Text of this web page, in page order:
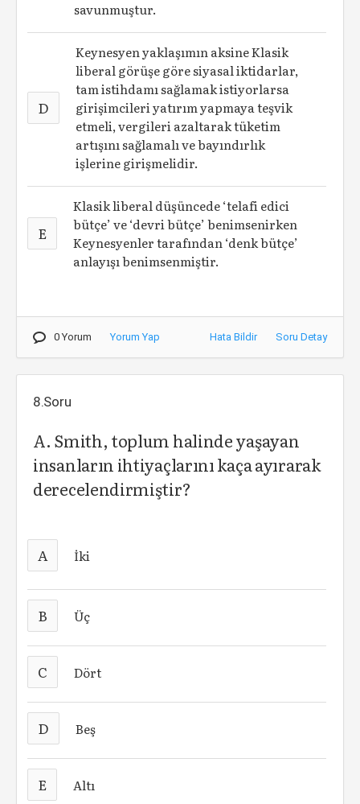
savunmuştur.
D
Keynesyen yaklaşımın aksine Klasik
liberal görüşe göre siyasal iktidarlar,
tam istihdamı sağlamak istiyorlarsa
girişimcileri yatırım yapmaya teşvik
etmeli, vergileri azaltarak tüketim
artışını sağlamalı ve bayındırlık
işlerine girişmelidir.
E
Klasik liberal düşüncede ‘telafi edici
bütçe’ ve ‘devri bütçe’ benimsenirken
Keynesyenler tarafından ‘denk bütçe’
anlayışı benimsenmiştir.
0 Yorum Yorum Yap Hata Bildir Soru Detay
8.Soru
A. Smith, toplum halinde yaşayan
insanların ihtiyaçlarını kaça ayırarak
derecelendirmiştir?
A İki
B Üç
C Dört
D Beş
E Altı